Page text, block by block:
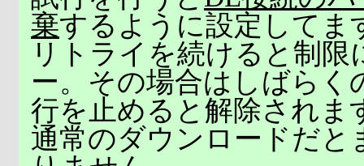
棄するように設定してま
リトライを続けると制限
ー。その場合はしばらく
行を止めると解除されま
通常のダウンロードだと